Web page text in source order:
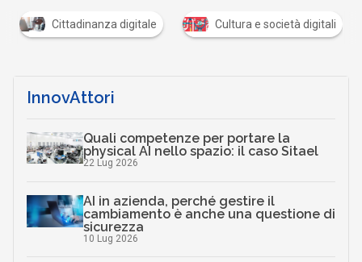
Cittadinanza digitale Cultura e società digitali
InnovAttori
Quali competenze per portare la
physical AI nello spazio: il caso Sitael
22 Lug 2026
AI in azienda, perché gestire il
cambiamento è anche una questione di
sicurezza
10 Lug 2026